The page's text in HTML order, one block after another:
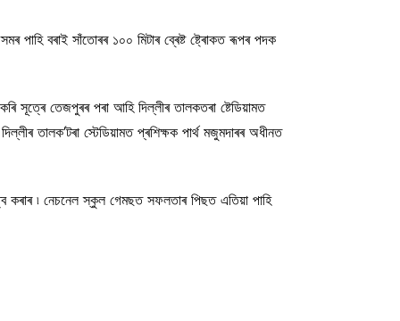
পাহি বৰাই সাঁতোৰৰ ১০০ মিটাৰ ব্ৰেষ্ট ষ্ট্ৰোকত ৰূপৰ পদক
সূত্ৰে তেজপুৰৰ পৰা আহি দিল্লীৰ তালকতৰা ষ্টেডিয়ামত
তালক’টৰা স্টেডিয়ামত প্ৰশিক্ষক পাৰ্থ মজুমদাৰৰ অধীনত
কৰাৰ ৷ নেচনেল স্কুল গেমছত সফলতাৰ পিছত এতিয়া পাহি